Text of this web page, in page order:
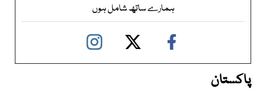
ہمارے ساتھ شامل ہوں
پاکستان